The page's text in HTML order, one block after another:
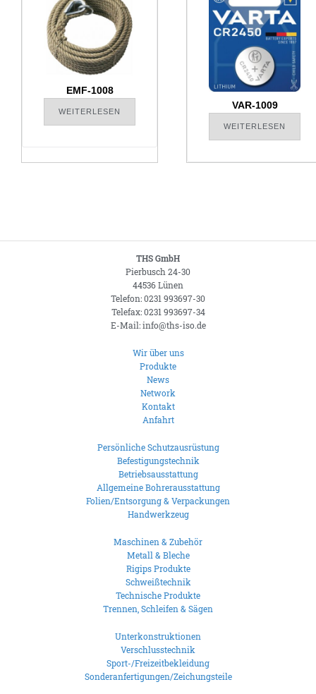
EMF-1008
WEITERLESEN
VAR-1009
WEITERLESEN
THS GmbH
Pierbusch 24-30
44536 Lünen
Telefon: 0231 993697-30
Telefax: 0231 993697-34
E-Mail: info@ths-iso.de
Wir über uns
Produkte
News
Network
Kontakt
Anfahrt
Persönliche Schutzausrüstung
Befestigungstechnik
Betriebsausstattung
Allgemeine Bohrerausstattung
Folien/Entsorgung & Verpackungen
Handwerkzeug
Maschinen & Zubehör
Metall & Bleche
Rigips Produkte
Schweißtechnik
Technische Produkte
Trennen, Schleifen & Sägen
Unterkonstruktionen
Verschlusstechnik
Sport-/Freizeitbekleidung
Sonderanfertigungen/Zeichungsteile